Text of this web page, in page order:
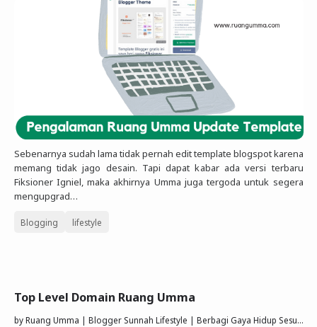
Sebenarnya sudah lama tidak pernah edit template blogspot karena
memang tidak jago desain. Tapi dapat kabar ada versi terbaru
Fiksioner Igniel, maka akhirnya Umma juga tergoda untuk segera
mengupgrad…
Blogging lifestyle
Top Level Domain Ruang Umma
byRuang Umma | Blogger Sunnah Lifestyle | Berbagi Gaya Hidup Sesuai Quran Sunnah